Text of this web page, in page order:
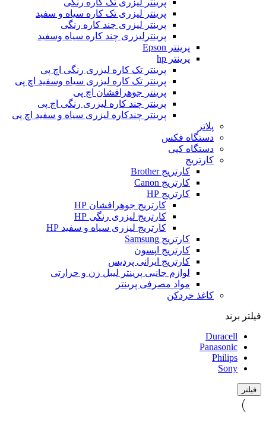
پرینتر لیزری تک کاره رنگی
پرینتر لیزری تک کاره سیاه و سفید
پرینتر لیزری چند کاره رنگی
پرینترلیزری چند کاره سیاه وسفید
پرینتر Epson
پرینتر hp
پرینتر تک کاره لیزری رنگی اچ پی
پرینتر تک کاره لیزری سیاه وسفید اچ پی
پرینتر جوهرافشان اچ پی
پرینتر چند کاره لیزری رنگی اچ پی
پرینتر چندکاره لیزری سیاه و سفید اچ پی
پلاتر
دستگاه فکس
دستگاه کپی
کارتریج
کارتریج Brother
کارتریج Canon
کارتریج HP
کارتریج جوهرافشان HP
کارتریج لیزری رنگی HP
کارتریج لیزری سیاه و سفید HP
کارتریج Samsung
کارتریج اپسون
کارتریج ایرانی پردیس
لوازم جانبی پرینتر لیبل زن و حرارتی
مواد مصرفی پرینتر
کاغذ خردکن
فیلتر برند
Duracell
Panasonic
Philips
Sony
فیلتر